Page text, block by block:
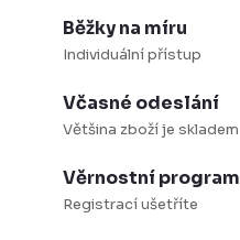
Běžky na míru
Individuální přístup
Včasné odeslání
Většina zboží je skladem
Věrnostní program
Registrací ušetříte